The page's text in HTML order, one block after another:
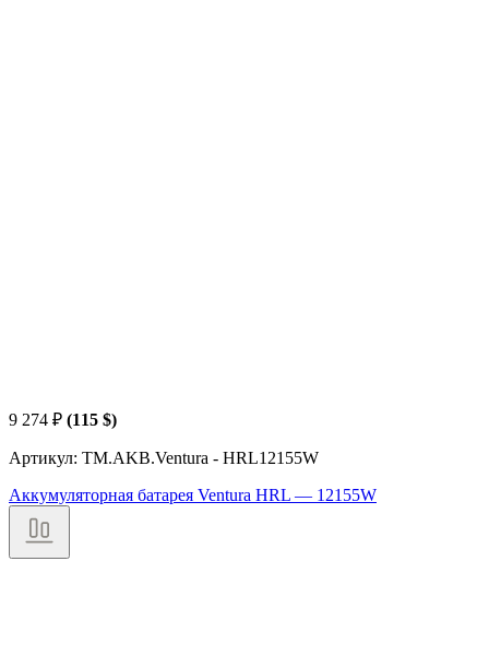
9 274 ₽ (115 $)
Артикул: TM.AKB.Ventura - HRL12155W
Аккумуляторная батарея Ventura HRL — 12155W